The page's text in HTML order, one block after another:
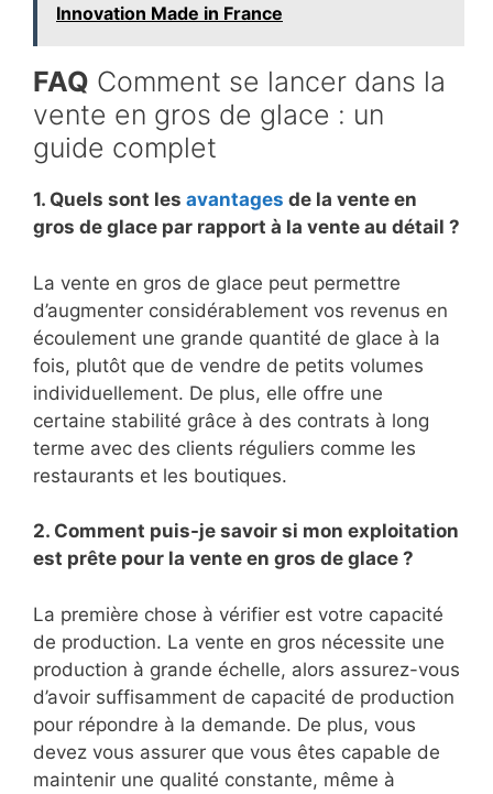
Innovation Made in France
FAQ Comment se lancer dans la
vente en gros de glace : un
guide complet
1. Quels sont les avantages de la vente en
gros de glace par rapport à la vente au détail ?
La vente en gros de glace peut permettre
d’augmenter considérablement vos revenus en
écoulement une grande quantité de glace à la
fois, plutôt que de vendre de petits volumes
individuellement. De plus, elle offre une
certaine stabilité grâce à des contrats à long
terme avec des clients réguliers comme les
restaurants et les boutiques.
2. Comment puis-je savoir si mon exploitation
est prête pour la vente en gros de glace ?
La première chose à vérifier est votre capacité
de production. La vente en gros nécessite une
production à grande échelle, alors assurez-vous
d’avoir suffisamment de capacité de production
pour répondre à la demande. De plus, vous
devez vous assurer que vous êtes capable de
maintenir une qualité constante, même à